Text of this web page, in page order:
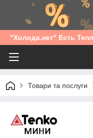
"Холода.нет" Есть
Товари та послуги